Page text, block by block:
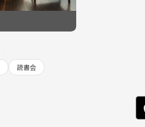
読書会